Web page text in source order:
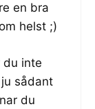
en bra
helst ;)
du inte
sådant
du